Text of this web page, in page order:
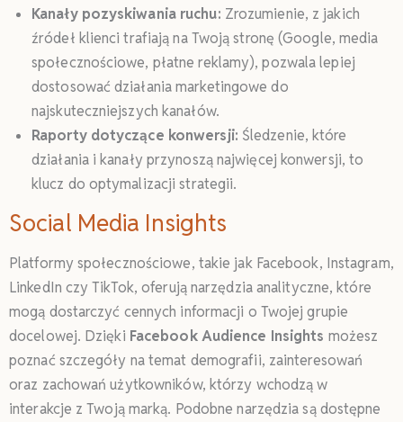
Kanały pozyskiwania ruchu: Zrozumienie, z jakich
źródeł klienci trafiają na Twoją stronę (Google, media
społecznościowe, płatne reklamy), pozwala lepiej
dostosować działania marketingowe do
najskuteczniejszych kanałów.
Raporty dotyczące konwersji: Śledzenie, które
działania i kanały przynoszą najwięcej konwersji, to
klucz do optymalizacji strategii.
Social Media Insights
Platformy społecznościowe, takie jak Facebook, Instagram,
LinkedIn czy TikTok, oferują narzędzia analityczne, które
mogą dostarczyć cennych informacji o Twojej grupie
docelowej. Dzięki Facebook Audience Insights możesz
poznać szczegóły na temat demografii, zainteresowań
oraz zachowań użytkowników, którzy wchodzą w
interakcje z Twoją marką. Podobne narzędzia są dostępne